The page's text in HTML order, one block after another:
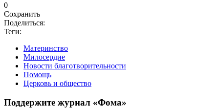
0
Сохранить
Поделиться:
Теги:
Материнство
Милосердие
Новости благотворительности
Помощь
Церковь и общество
Поддержите журнал «Фома»